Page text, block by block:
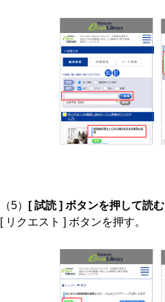
（5） [ 試読 ] ボタンを押して読む
[ リクエスト ] ボタンを押す。